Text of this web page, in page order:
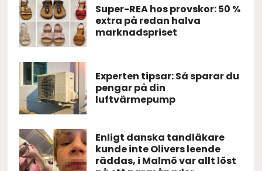
Super-REA hos provskor: 50 %
extra på redan halva
marknadspriset
Experten tipsar: Så sparar du
pengar på din
luftvärmepump
Enligt danska tandläkare
kunde inte Olivers leende
räddas, i Malmö var allt löst